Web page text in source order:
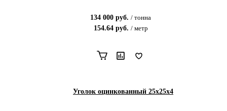
134 000 руб. / тонна
154.64руб. / метр
Уголок оцинкованный 25х25х4